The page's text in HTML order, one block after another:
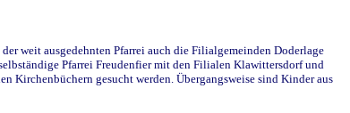
weit ausgedehnten Pfarrei auch die Filialgemeinden Doderlage
Pfarrei Freudenfier mit den Filialen Klawittersdorf und
Kirchenbüchern gesucht werden. Übergangsweise sind Kinder aus